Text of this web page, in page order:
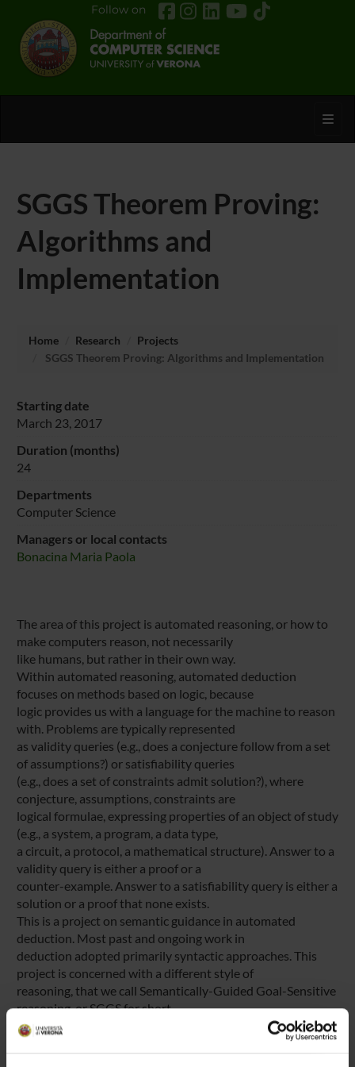
Follow on
SGGS Theorem Proving:
Algorithms and
Implementation
Home Research
Projects
SGGS Theorem Proving: Algorithms and Implementation
Starting date
March 23, 2017
Duration (months)
24
Departments
Computer Science
Managers or local contacts
Bonacina Maria Paola
The area of this project is automated reasoning, or how to
make computers reason, not necessarily
like humans, but rather in their own way.
Within automated reasoning, automated deduction
focuses on methods based on logic, because
logic provides us with a language for the machine to reason
with. Problems are typically represented
as validity queries (e.g., does a conjecture follow from a set
of assumptions?) or satisfiability queries
(e.g., does a set of constraints admit solution?), where
conjecture, assumptions, constraints are
logical formulae, expressing properties of an object of study
(e.g., a system, a program, a data type,
a circuit, a protocol, a mathematical structure). Answer to a
validity query is either a proof or a
counter-example. Answer to a satisfiability query is either a
solution or a proof that none exists.
This is a project on semantic guidance in automated
deduction. Most past and ongoing work in
deduction adopted primarily syntactic approaches. This
project is concerned with a different style of
reasoning, that we call Semantically-Guided Goal-Sensitive
reasoning, or SGGS for short.
The distinguishing features of SGGS are (a) a very
expressive logic, namely first-order logic; (b)